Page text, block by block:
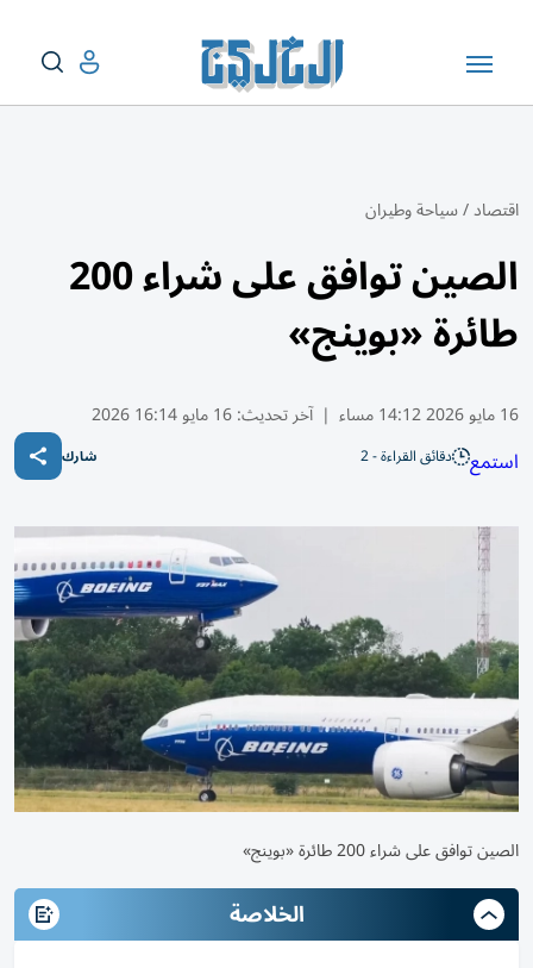
اقتصاد/سياحة وطيران
الصين توافق على شراء 200
طائرة «بوينج»
16 مايو 2026 14:12 مساء | آخر تحديث:16 مايو 16:14 2026
استمع دقائق القراءة - 2 شارك
الصين توافق على شراء 200 طائرة «بوينج»
الخلاصة